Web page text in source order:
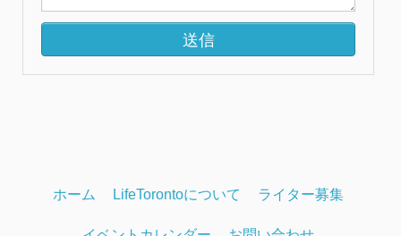
ホーム LifeTorontoについて ライター募集